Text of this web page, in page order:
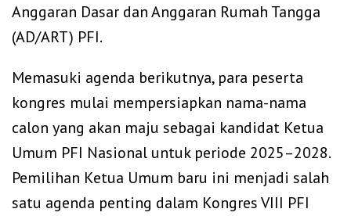
Anggaran Dasar dan Anggaran Rumah Tangga
(AD/ART) PFI.
‎Memasuki agenda berikutnya, para peserta
kongres mulai mempersiapkan nama-nama
calon yang akan maju sebagai kandidat Ketua
Umum PFI Nasional untuk periode 2025–2028.
Pemilihan Ketua Umum baru ini menjadi salah
satu agenda penting dalam Kongres VIII PFI